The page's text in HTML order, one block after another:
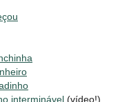
interminável (vídeo!)